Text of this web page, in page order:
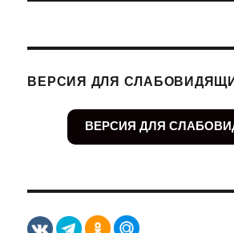
ВЕРСИЯ ДЛЯ
ВЕРСИЯ ДЛЯ